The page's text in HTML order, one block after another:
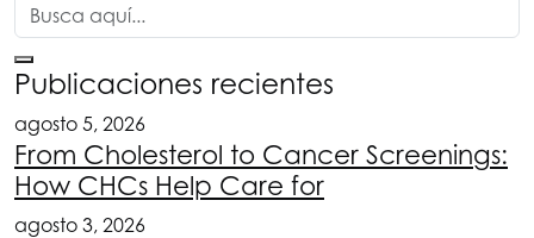
Publicaciones recientes
agosto 5, 2026
From Cholesterol to Cancer Screenings:
How CHCs Help Care for
agosto 3, 2026